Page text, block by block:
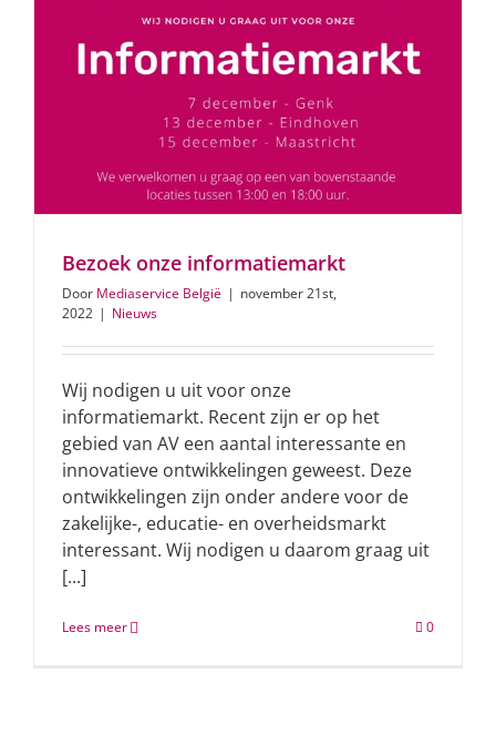
Bezoek onze informatiemarkt
Door Mediaservice België | november 21st,
2022 | Nieuws
Wij nodigen u uit voor onze
informatiemarkt. Recent zijn er op het
gebied van AV een aantal interessante en
innovatieve ontwikkelingen geweest. Deze
ontwikkelingen zijn onder andere voor de
zakelijke-, educatie- en overheidsmarkt
interessant. Wij nodigen u daarom graag uit
[...]
Lees meer 0